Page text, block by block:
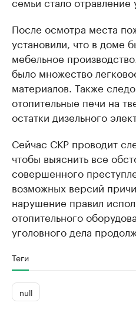
После осмотра места
установили, что в доме
мебельное
было множество
материалов. Также
отопительные печи на
остатки дизельного
Сейчас СКР проводит
чтобы выяснить все
совершенного
возможных версий
нарушение правил
отопительного
уголовного дела
Теги
null